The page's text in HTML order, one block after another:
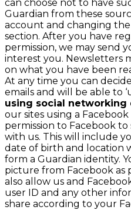
can choose not to have
Guardian from these
account and changing
section. After you have
permission, we may send
interest you. Newsletters
on what you have been
At any time you can
emails and will be able to
using social networking
our sites using a
permission to Facebook
with us. This will include
date of birth and location
form a Guardian identity.
picture from Facebook as
also allow us and
user ID and any other
share according to your